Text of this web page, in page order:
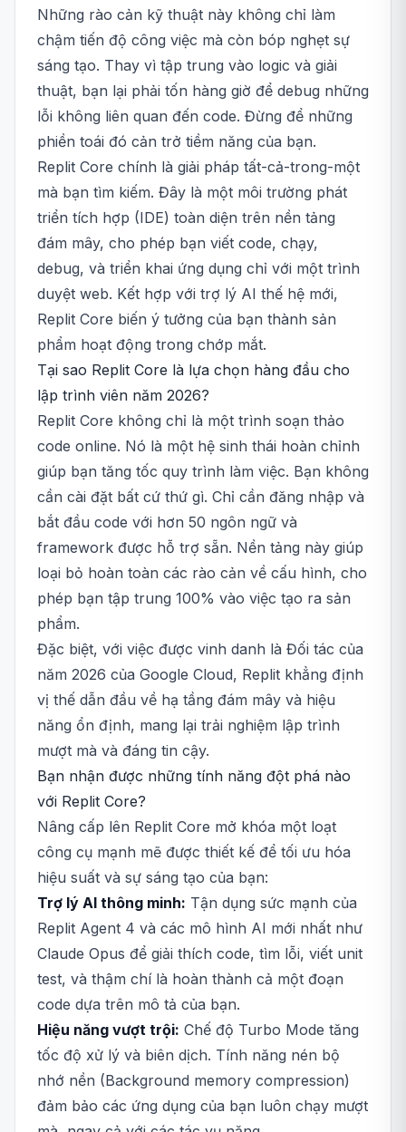
Những rào cản kỹ thuật này không chỉ làm
chậm tiến độ công việc mà còn bóp nghẹt sự
sáng tạo. Thay vì tập trung vào logic và giải
thuật, bạn lại phải tốn hàng giờ để debug những
lỗi không liên quan đến code. Đừng để những
phiền toái đó cản trở tiềm năng của bạn.
Replit Core chính là giải pháp tất-cả-trong-một
mà bạn tìm kiếm. Đây là một môi trường phát
triển tích hợp (IDE) toàn diện trên nền tảng
đám mây, cho phép bạn viết code, chạy,
debug, và triển khai ứng dụng chỉ với một trình
duyệt web. Kết hợp với trợ lý AI thế hệ mới,
Replit Core biến ý tưởng của bạn thành sản
phẩm hoạt động trong chớp mắt.
Tại sao Replit Core là lựa chọn hàng đầu cho
lập trình viên năm 2026?
Replit Core không chỉ là một trình soạn thảo
code online. Nó là một hệ sinh thái hoàn chỉnh
giúp bạn tăng tốc quy trình làm việc. Bạn không
cần cài đặt bất cứ thứ gì. Chỉ cần đăng nhập và
bắt đầu code với hơn 50 ngôn ngữ và
framework được hỗ trợ sẵn. Nền tảng này giúp
loại bỏ hoàn toàn các rào cản về cấu hình, cho
phép bạn tập trung 100% vào việc tạo ra sản
phẩm.
Đặc biệt, với việc được vinh danh là Đối tác của
năm 2026 của Google Cloud, Replit khẳng định
vị thế dẫn đầu về hạ tầng đám mây và hiệu
năng ổn định, mang lại trải nghiệm lập trình
mượt mà và đáng tin cậy.
Bạn nhận được những tính năng đột phá nào
với Replit Core?
Nâng cấp lên Replit Core mở khóa một loạt
công cụ mạnh mẽ được thiết kế để tối ưu hóa
hiệu suất và sự sáng tạo của bạn:
Trợ lý AI thông minh: Tận dụng sức mạnh của
Replit Agent 4 và các mô hình AI mới nhất như
Claude Opus để giải thích code, tìm lỗi, viết unit
test, và thậm chí là hoàn thành cả một đoạn
code dựa trên mô tả của bạn.
Hiệu năng vượt trội: Chế độ Turbo Mode tăng
tốc độ xử lý và biên dịch. Tính năng nén bộ
nhớ nền (Background memory compression)
đảm bảo các ứng dụng của bạn luôn chạy mượt